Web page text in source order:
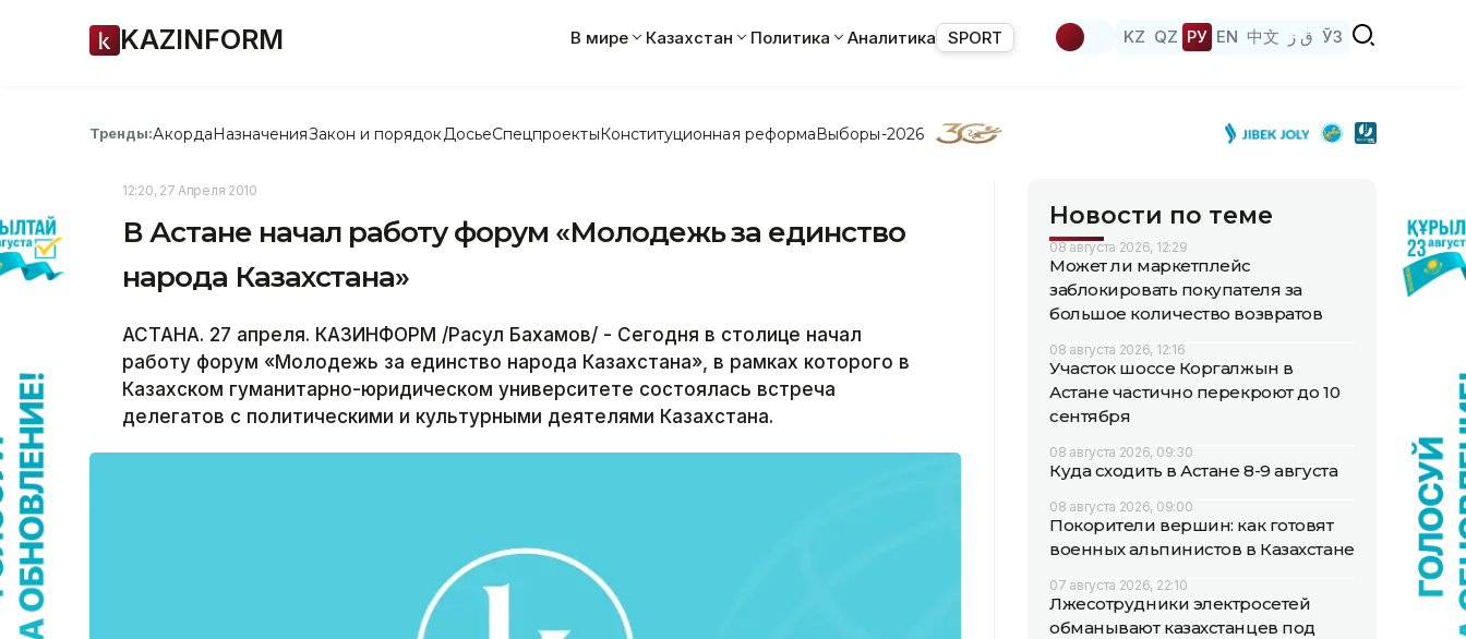
KAZINFORM В мире Казахстан Политика Аналитика SPORT KZ QZ РУ EN 中文 ق ز ЎЗ
Тренды:АкордаНазначенияЗакон и порядок ДосьеСпецпроектыКонституционная реформаВыборы-2026
12:20, 27 Апреля 2010
В Астане начал работу форум «Молодежь за единство
народа Казахстана»
АСТАНА. 27 апреля. КАЗИНФОРМ /Расул Бахамов/ - Сегодня в столице начал
работу форум «Молодежь за единство народа Казахстана», в рамках которого в
Казахском гуманитарно-юридическом университете состоялась встреча
делегатов с политическими и культурными деятелями Казахстана.
Новости по теме
08 августа 2026, 12:29
Может ли маркетплейс
заблокировать покупателя за
большое количество возвратов
08 августа 2026, 12:16
Участок шоссе Коргалжын в
Астане частично перекроют до 10
сентября
08 августа 2026, 09:30
Куда сходить в Астане 8-9 августа
08 августа 2026, 09:00
Покорители вершин: как готовят
военных альпинистов в Казахстане
07 августа 2026, 22:10
Лжесотрудники электросетей
обманывают казахстанцев под